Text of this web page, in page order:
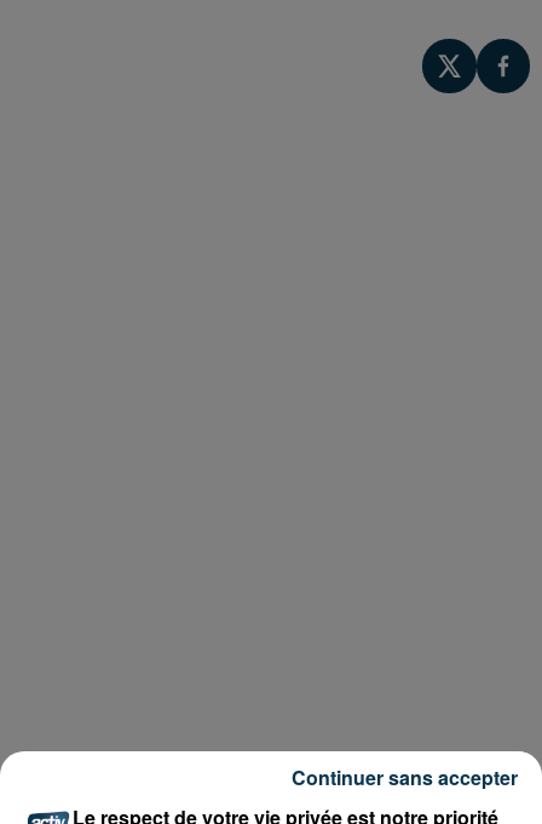
Le respect de votre vie privée est notre priorité
Continuer sans accepter